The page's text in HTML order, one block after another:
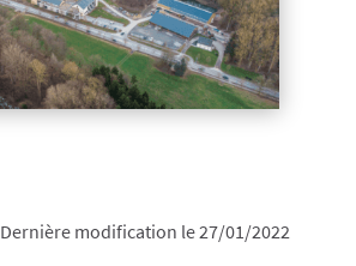
Dernière modification le 27/01/2022